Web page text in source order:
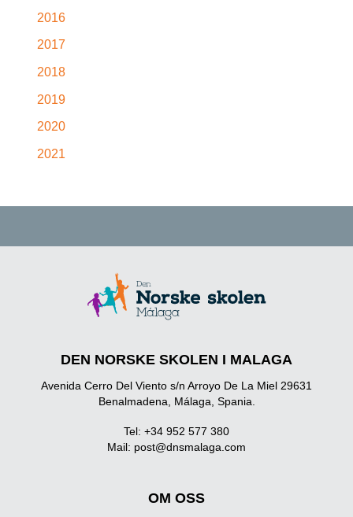
2016
2017
2018
2019
2020
2021
DEN NORSKE SKOLEN I MALAGA
Avenida Cerro Del Viento s/n Arroyo De La Miel 29631
Benalmadena, Málaga, Spania.
Tel: +34 952 577 380
Mail: post@dnsmalaga.com
OM OSS